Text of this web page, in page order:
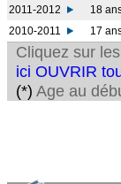
2011-2012
18
2010-2011
17
Cliquez sur
ici OUVRIR
(*) Age au